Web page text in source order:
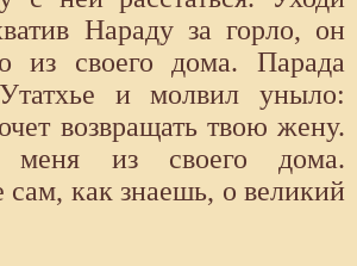
Нараду за горло, он
из своего дома. Парада
и молвил уныло:
возвращать твою жену.
из своего дома.
сам, как знаешь, о великий